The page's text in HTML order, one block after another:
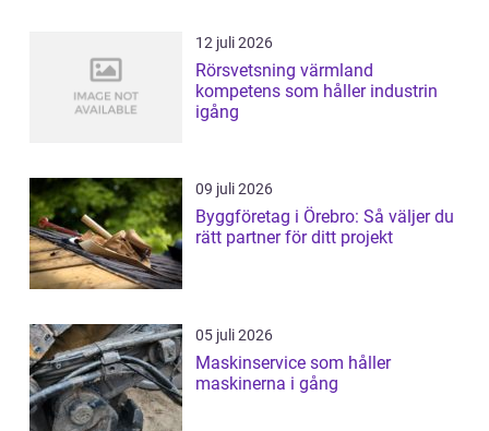
12 juli 2026
Rörsvetsning värmland
kompetens som håller industrin
igång
09 juli 2026
Byggföretag i Örebro: Så väljer du
rätt partner för ditt projekt
05 juli 2026
Maskinservice som håller
maskinerna i gång